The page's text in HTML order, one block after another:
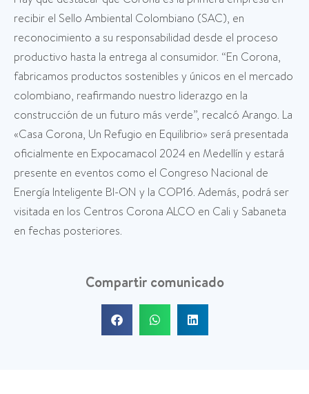
recibir el Sello Ambiental Colombiano (SAC), en
reconocimiento a su responsabilidad desde el proceso
productivo hasta la entrega al consumidor. “En Corona,
fabricamos productos sostenibles y únicos en el mercado
colombiano, reafirmando nuestro liderazgo en la
construcción de un futuro más verde”, recalcó Arango. La
«Casa Corona, Un Refugio en Equilibrio» será presentada
oficialmente en Expocamacol 2024 en Medellín y estará
presente en eventos como el Congreso Nacional de
Energía Inteligente BI-ON y la COP16. Además, podrá ser
visitada en los Centros Corona ALCO en Cali y Sabaneta
en fechas posteriores.
Compartir comunicado